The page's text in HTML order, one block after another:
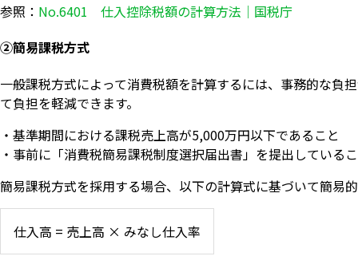
参照： No.6401 仕入控除税額の計算方法｜国税庁
②簡易課税方式
一般課税方式によって消費税額を計算するには、事務的な負
て負担を軽減できます。
・基準期間における課税売上高が5,000万円以下であること
・事前に「消費税簡易課税制度選択届出書」を提出している
簡易課税方式を採用する場合、以下の計算式に基づいて簡易
仕入高 = 売上高 × みなし仕入率